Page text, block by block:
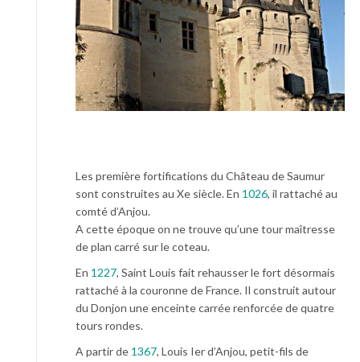
Les première fortifications du Château de Saumur
sont construites au Xe siècle. En 1026, il rattaché au
comté d’Anjou.
A cette époque on ne trouve qu’une tour maîtresse
de plan carré sur le coteau.
En 1227, Saint Louis fait rehausser le fort désormais
rattaché à la couronne de France. Il construit autour
du Donjon une enceinte carrée renforcée de quatre
tours rondes.
A partir de 1367, Louis Ier d’Anjou, petit-fils de